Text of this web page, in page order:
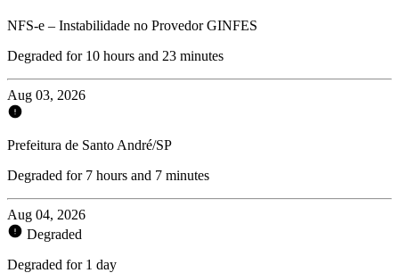
NFS-e – Instabilidade no Provedor GINFES
Degraded for 10 hours and 23 minutes
Aug 03, 2026
Prefeitura de Santo André/SP
Degraded for 7 hours and 7 minutes
Aug 04, 2026
Degraded
Degraded for 1 day